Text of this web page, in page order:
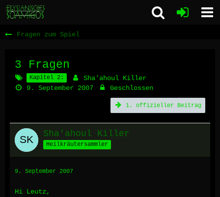
Fragen zum Spiel
3 Fragen
Kapitel 2:
Sha'ahoul Killer
9. September 2007
Geschlossen
1. offizieller Beitrag
Sha'ahoul Killer
Heilkräutersammler
9. September 2007
Hi Leutz,